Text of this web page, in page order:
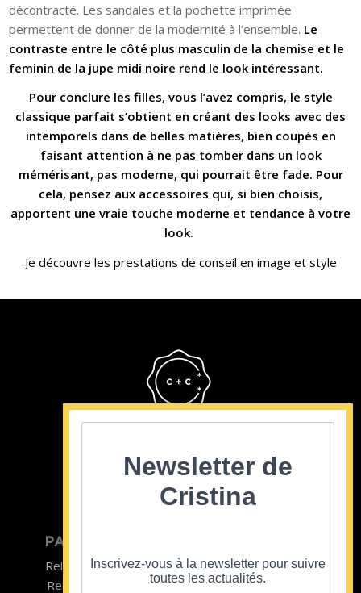
décontracté. Les sandales et la pochette imprimée
permettent de donner de la modernité à l’ensemble. Le
contraste entre le côté plus masculin de la chemise et le
feminin de la jupe midi noire rend le look intéressant.
Pour conclure les filles, vous l’avez compris, le style
classique parfait s’obtient en créant des looks avec des
intemporels dans de belles matières, bien coupés en
faisant attention à ne pas tomber dans un look
mémérisant, pas moderne, qui pourrait être fade. Pour
cela, pensez aux accessoires qui, si bien choisis,
apportent une vraie touche moderne et tendance à votre
look.
Je découvre les prestations de conseil en image et style
PARTICULIER
Relooking homme
Relooking femme
Team Building
Newsletter de
Cristina
Inscrivez-vous à la newsletter pour suivre
toutes les actualités.